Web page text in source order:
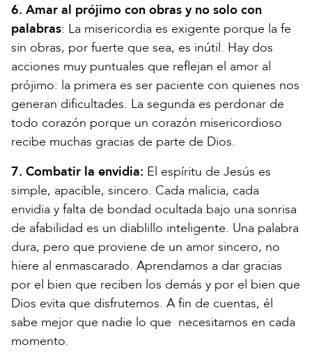
6. Amar al prójimo con obras y no solo con
palabras: La misericordia es exigente porque la fe
sin obras, por fuerte que sea, es inútil. Hay dos
acciones muy puntuales que reflejan el amor al
prójimo: la primera es ser paciente con quienes nos
generan dificultades. La segunda es perdonar de
todo corazón porque un corazón misericordioso
recibe muchas gracias de parte de Dios.
7. Combatir la envidia: El espíritu de Jesús es
simple, apacible, sincero. Cada malicia, cada
envidia y falta de bondad ocultada bajo una sonrisa
de afabilidad es un diablillo inteligente. Una palabra
dura, pero que proviene de un amor sincero, no
hiere al enmascarado. Aprendamos a dar gracias
por el bien que reciben los demás y por el bien que
Dios evita que disfrutemos. A fin de cuentas, él
sabe mejor que nadie lo que necesitamos en cada
momento.